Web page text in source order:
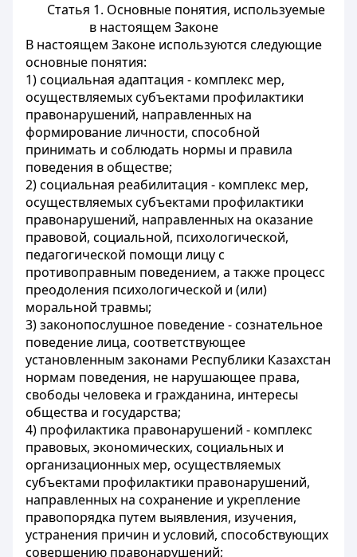
Статья 1. Основные понятия, используемые
в настоящем Законе
В настоящем Законе используются следующие
основные понятия:
1) социальная адаптация - комплекс мер,
осуществляемых субъектами профилактики
правонарушений, направленных на
формирование личности, способной
принимать и соблюдать нормы и правила
поведения в обществе;
2) социальная реабилитация - комплекс мер,
осуществляемых субъектами профилактики
правонарушений, направленных на оказание
правовой, социальной, психологической,
педагогической помощи лицу с
противоправным поведением, а также процесс
преодоления психологической и (или)
моральной травмы;
3) законопослушное поведение - сознательное
поведение лица, соответствующее
установленным законами Республики Казахстан
нормам поведения, не нарушающее права,
свободы человека и гражданина, интересы
общества и государства;
4) профилактика правонарушений - комплекс
правовых, экономических, социальных и
организационных мер, осуществляемых
субъектами профилактики правонарушений,
направленных на сохранение и укрепление
правопорядка путем выявления, изучения,
устранения причин и условий, способствующих
совершению правонарушений;